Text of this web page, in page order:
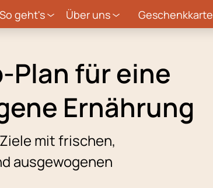
So geht's Über uns Geschenkkarte
Plan für eine
Ernährung
mit frischen,
ausgewogenen